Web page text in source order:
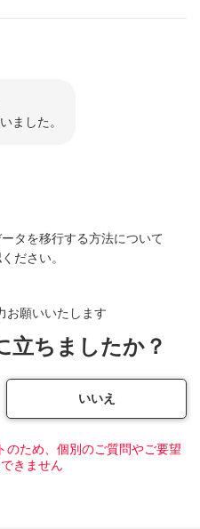
ました。
タを移行する方法について
ださい。
お願いいたします
立ちましたか？
いいえ
のため、個別のご質問やご要望
きません